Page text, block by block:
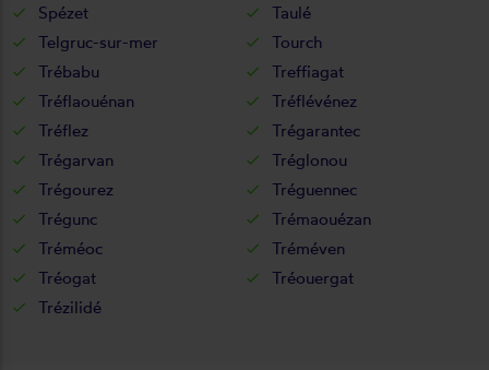
Spézet
Taulé
Telgruc-sur-mer
Tourch
Trébabu
Treffiagat
Tréflaouénan
Tréflévénez
Tréflez
Trégarantec
Trégarvan
Tréglonou
Trégourez
Tréguennec
Trégunc
Trémaouézan
Tréméoc
Tréméven
Tréogat
Tréouergat
Trézilidé